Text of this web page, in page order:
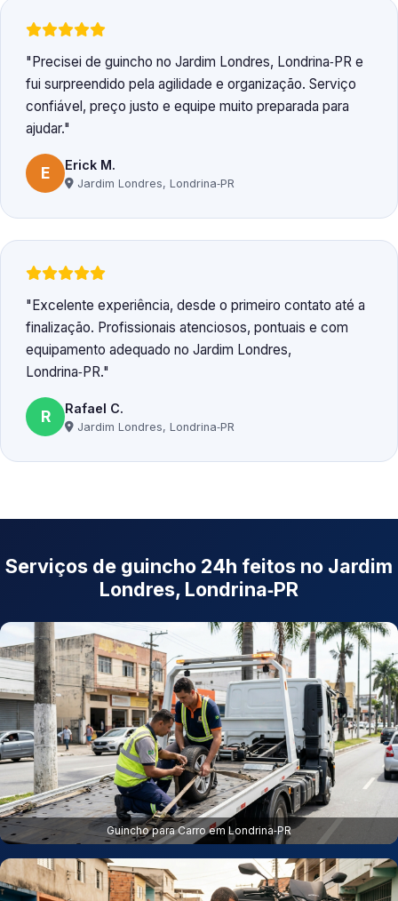
Precisei de guincho no Jardim Londres, Londrina‑PR e
fui surpreendido pela agilidade e organização. Serviço
confiável, preço justo e equipe muito preparada para
ajudar.
E Erick M.
Jardim Londres, Londrina‑PR
Excelente experiência, desde o primeiro contato até a
finalização. Profissionais atenciosos, pontuais e com
equipamento adequado no Jardim Londres,
Londrina‑PR.
R Rafael C.
Jardim Londres, Londrina‑PR
Serviços de guincho 24h feitos no Jardim
Londres, Londrina‑PR
Guincho para Carro em Londrina‑PR